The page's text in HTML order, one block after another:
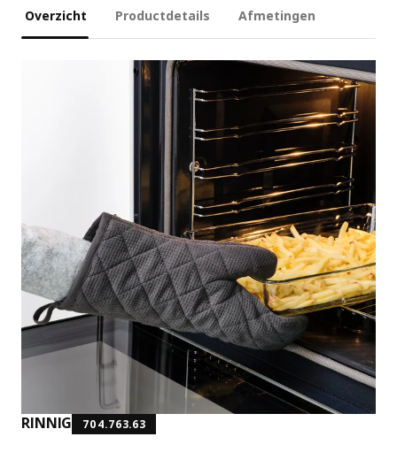
Overzicht Productdetails Afmetingen
RINNIG 704.763.63